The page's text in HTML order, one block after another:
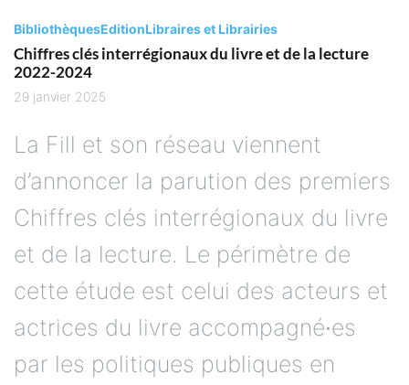
BibliothèquesEditionLibraires et Librairies
Chiffres clés interrégionaux du livre et de la lecture
2022-2024
29 janvier 2025
La Fill et son réseau viennent
d’annoncer la parution des premiers
Chiffres clés interrégionaux du livre
et de la lecture. Le périmètre de
cette étude est celui des acteurs et
actrices du livre accompagné∙es
par les politiques publiques en